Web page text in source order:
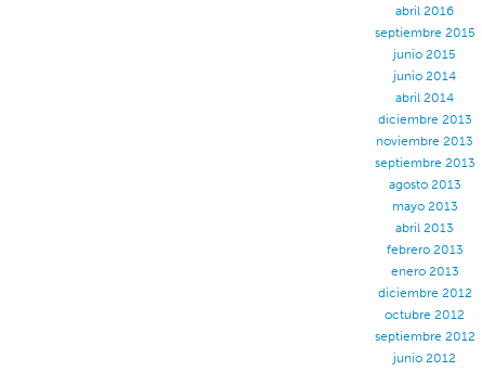
abril 2016
septiembre 2015
junio 2015
junio 2014
abril 2014
diciembre 2013
noviembre 2013
septiembre 2013
agosto 2013
mayo 2013
abril 2013
febrero 2013
enero 2013
diciembre 2012
octubre 2012
septiembre 2012
junio 2012